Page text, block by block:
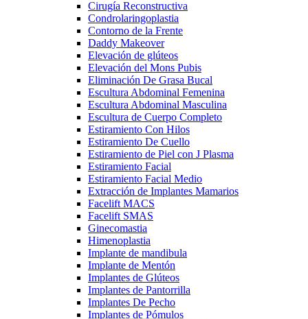
Cirugía Reconstructiva
Condrolaringoplastia
Contorno de la Frente
Daddy Makeover
Elevación de glúteos
Elevación del Mons Pubis
Eliminación De Grasa Bucal
Escultura Abdominal Femenina
Escultura Abdominal Masculina
Escultura de Cuerpo Completo
Estiramiento Con Hilos
Estiramiento De Cuello
Estiramiento de Piel con J Plasma
Estiramiento Facial
Estiramiento Facial Medio
Extracción de Implantes Mamarios
Facelift MACS
Facelift SMAS
Ginecomastia
Himenoplastia
Implante de mandibula
Implante de Mentón
Implantes de Glúteos
Implantes de Pantorrilla
Implantes De Pecho
Implantes de Pómulos